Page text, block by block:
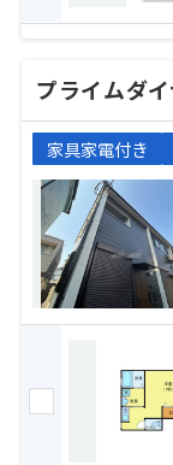
プライムダ
家具家電付き